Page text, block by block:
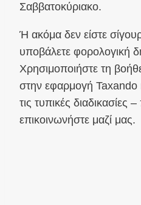
Σαββατοκύριακο.
Ή ακόμα δεν είστε
υποβάλετε φορολογική
Χρησιμοποιήστε τη
στην εφαρμογή Taxando
τις τυπικές διαδικασίες
επικοινωνήστε μαζί μας.